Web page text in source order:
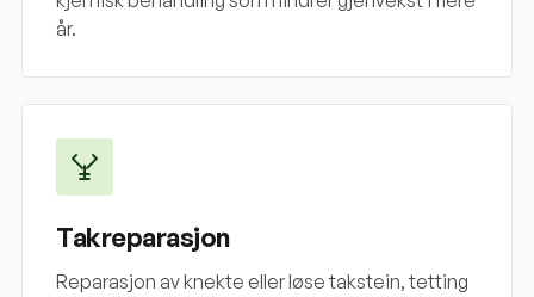
år.
Takreparasjon
Reparasjon av knekte eller løse takstein, tetting